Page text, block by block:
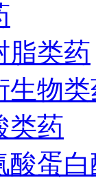
脂类药
生物
类药
蛋